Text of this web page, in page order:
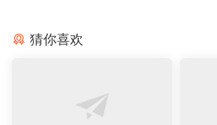
猜你喜欢